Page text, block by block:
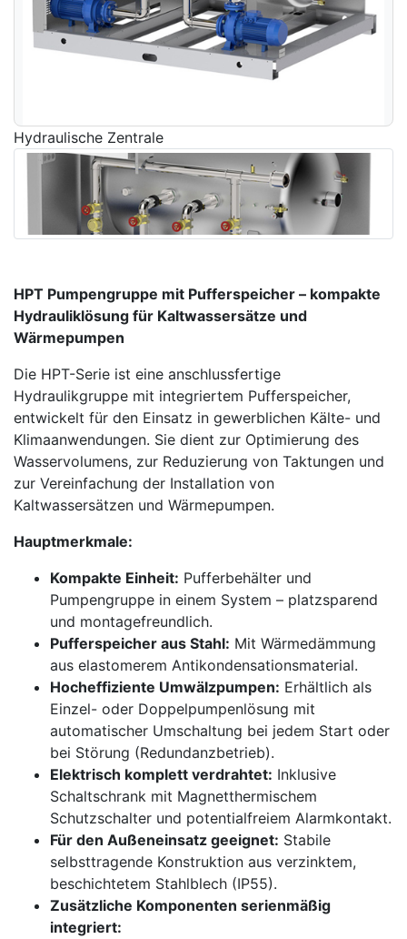
Hydraulische Zentrale
HPT Pumpengruppe mit Pufferspeicher – kompakte
Hydrauliklösung für Kaltwassersätze und
Wärmepumpen
Die HPT-Serie ist eine anschlussfertige
Hydraulikgruppe mit integriertem Pufferspeicher,
entwickelt für den Einsatz in gewerblichen Kälte- und
Klimaanwendungen. Sie dient zur Optimierung des
Wasservolumens, zur Reduzierung von Taktungen und
zur Vereinfachung der Installation von
Kaltwassersätzen und Wärmepumpen.
Hauptmerkmale:
Kompakte Einheit: Pufferbehälter und
Pumpengruppe in einem System – platzsparend
und montagefreundlich.
Pufferspeicher aus Stahl: Mit Wärmedämmung
aus elastomerem Antikondensationsmaterial.
Hocheffiziente Umwälzpumpen: Erhältlich als
Einzel- oder Doppelpumpenlösung mit
automatischer Umschaltung bei jedem Start oder
bei Störung (Redundanzbetrieb).
Elektrisch komplett verdrahtet: Inklusive
Schaltschrank mit Magnetthermischem
Schutzschalter und potentialfreiem Alarmkontakt.
Für den Außeneinsatz geeignet: Stabile
selbsttragende Konstruktion aus verzinktem,
beschichtetem Stahlblech (IP55).
Zusätzliche Komponenten serienmäßig
integriert: